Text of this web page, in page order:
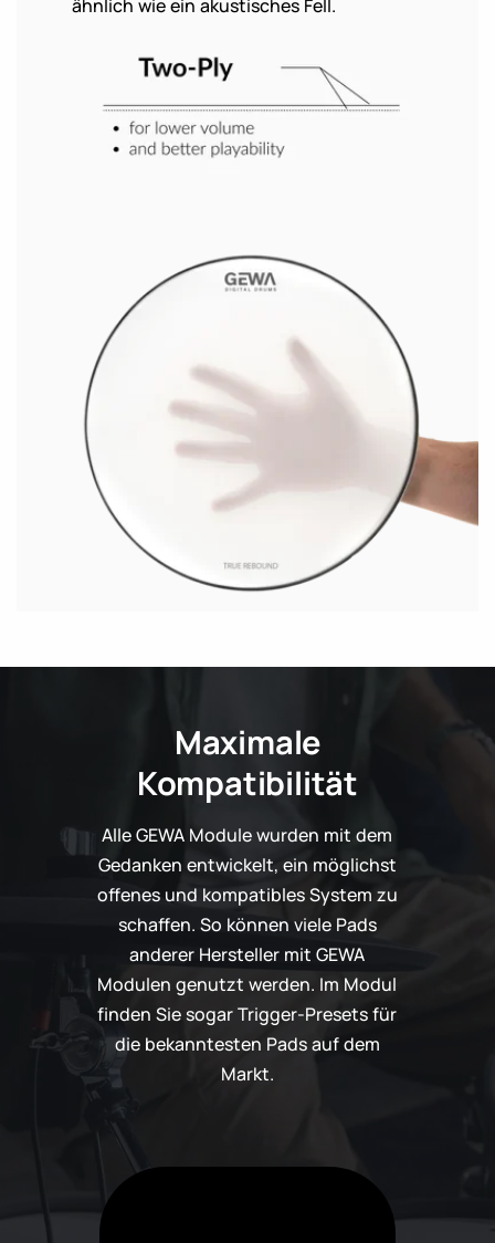
ähnlich wie ein akustisches Fell.
Maximale
Kompatibilität
Alle GEWA Module wurden mit dem
Gedanken entwickelt, ein möglichst
offenes und kompatibles System zu
schaffen. So können viele Pads
anderer Hersteller mit GEWA
Modulen genutzt werden. Im Modul
finden Sie sogar Trigger-Presets für
die bekanntesten Pads auf dem
Markt.